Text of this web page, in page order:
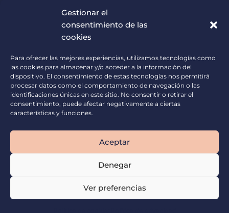
Gestionar el
consentimiento de las
cookies
Para ofrecer las mejores experiencias, utilizamos tecnologías como
las cookies para almacenar y/o acceder a la información del
dispositivo. El consentimiento de estas tecnologías nos permitirá
procesar datos como el comportamiento de navegación o las
identificaciones únicas en este sitio. No consentir o retirar el
consentimiento, puede afectar negativamente a ciertas
características y funciones.
Aceptar
Denegar
Ver preferencias
ATENCIÓN AL ASISTENTE
info@opendir.es
prensa@opendir.es
protocolo@opendir.es